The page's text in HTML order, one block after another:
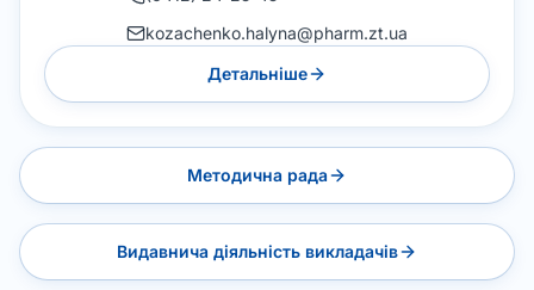
kozachenko.halyna@pharm.zt.ua
Детальніше
Методична рада
Видавнича діяльність викладачів